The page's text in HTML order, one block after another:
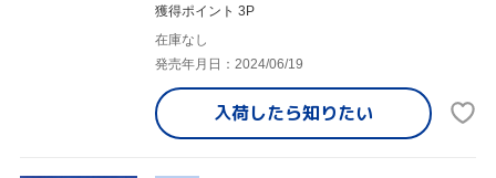
獲得ポイント 3P
在庫なし
発売年月日：2024/06/19
入荷したら知りたい